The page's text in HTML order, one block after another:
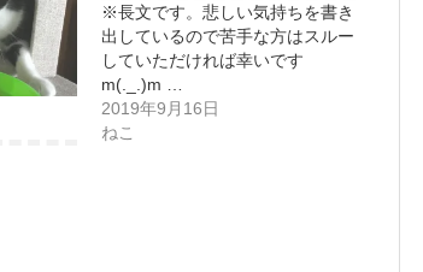
※長文です。悲しい気持ちを書き
出しているので苦手な方はスルー
していただければ幸いです
m(._.)m …
2019年9月16日
ねこ